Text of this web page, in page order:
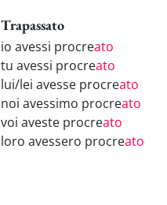
Trapassato
io avessi procreato
tu avessi procreato
lui/lei avesse procreato
noi avessimo procreato
voi aveste procreato
loro avessero procreato